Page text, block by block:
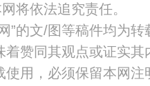
将依法追究责任。
”的文/图等稿件均为
着赞同其观点或证实
用，必须保留本网注